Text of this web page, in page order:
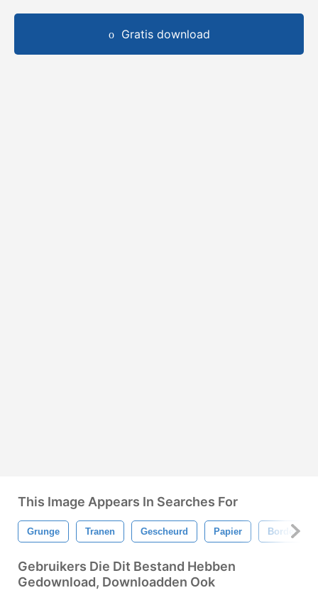
Gratis download
This Image Appears In Searches For
Grunge Tranen Gescheurd Papier Borders
Gebruikers Die Dit Bestand Hebben
Gedownload, Downloadden Ook